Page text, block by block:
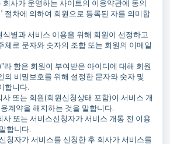
사가 운영하는 사이트의 이용약관에 동의
절차에 의하여 회원으로 등록된 자를 의미합
별과 서비스 이용을 위해 회원이 선정하고
체로 문자와 숫자의 조합 또는 회원의 이메일
라 함은 회원이 부여받은 아이디에 대해 회원
의 비밀보호를 위해 설정한 문자와 숫자 및
합니다.
또는 회원(회원신청상태 포함)이 서비스 개
계약을 해지하는 것을 말합니다.
사 또는 서비스신청자가 서비스 개통 전 이용
합니다.
청자가 서비스를 신청한 후 회사가 서비스를